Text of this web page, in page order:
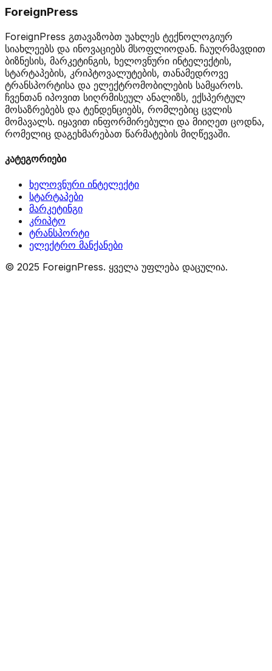
ForeignPress
ForeignPress გთავაზობთ უახლეს ტექნოლოგიურ
სიახლეებს და ინოვაციებს მსოფლიოდან. ჩაუღრმავდით
ბიზნესის, მარკეტინგის, ხელოვნური ინტელექტის,
სტარტაპების, კრიპტოვალუტების, თანამედროვე
ტრანსპორტისა და ელექტრომობილების სამყაროს.
ჩვენთან იპოვით სიღრმისეულ ანალიზს, ექსპერტულ
მოსაზრებებს და ტენდენციებს, რომლებიც ცვლის
მომავალს. იყავით ინფორმირებული და მიიღეთ ცოდნა,
რომელიც დაგეხმარებათ წარმატების მიღწევაში.
კატეგორიები
ხელოვნური ინტელექტი
სტარტაპები
მარკეტინგი
კრიპტო
ტრანსპორტი
ელექტრო მანქანები
© 2025 ForeignPress. ყველა უფლება დაცულია.